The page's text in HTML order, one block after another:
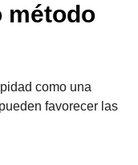
método
como una
favorecer las